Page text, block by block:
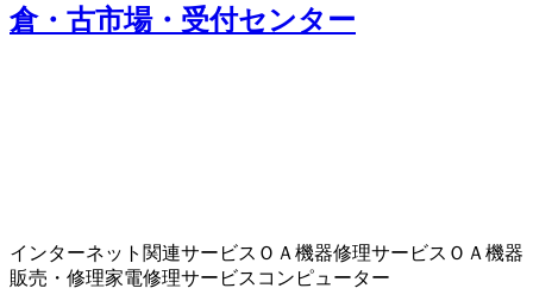
倉・古市場・受付センター
インターネット関連サービス ＯＡ機器修理サービス ＯＡ機器
販売・修理家電修理サービス コンピューター